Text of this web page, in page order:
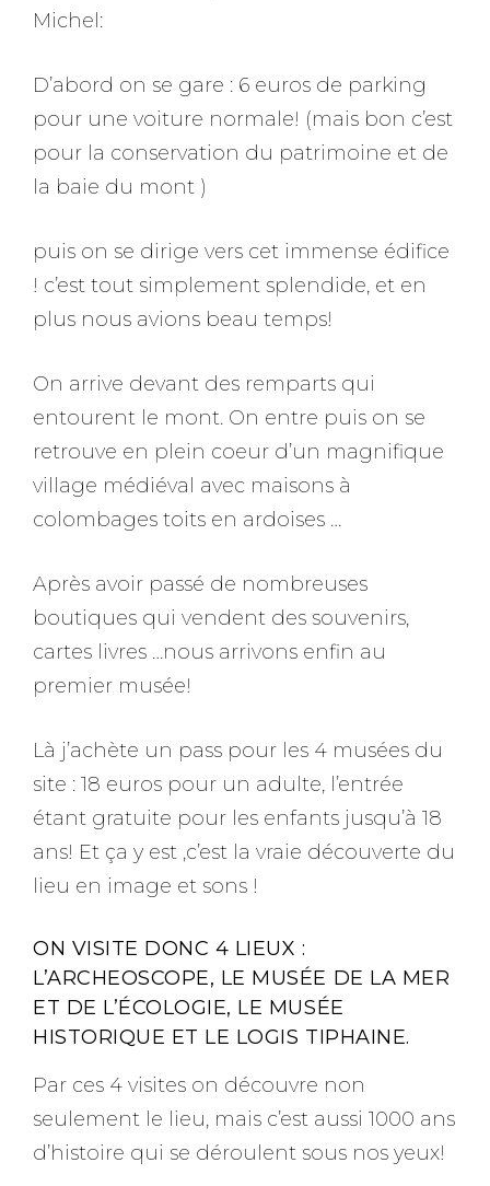
Michel:
D’abord on se gare : 6 euros de parking
pour une voiture normale! (mais bon c’est
pour la conservation du patrimoine et de
la baie du mont )
puis on se dirige vers cet immense édifice
! c’est tout simplement splendide, et en
plus nous avions beau temps!
On arrive devant des remparts qui
entourent le mont. On entre puis on se
retrouve en plein coeur d’un magnifique
village médiéval avec maisons à
colombages toits en ardoises …
Après avoir passé de nombreuses
boutiques qui vendent des souvenirs,
cartes livres …nous arrivons enfin au
premier musée!
Là j’achète un pass pour les 4 musées du
site : 18 euros pour un adulte, l’entrée
étant gratuite pour les enfants jusqu’à 18
ans! Et ça y est ,c’est la vraie découverte du
lieu en image et sons !
ON VISITE DONC 4 LIEUX :
L’ARCHEOSCOPE, LE MUSÉE DE LA MER
ET DE L’ÉCOLOGIE, LE MUSÉE
HISTORIQUE ET LE LOGIS TIPHAINE.
Par ces 4 visites on découvre non
seulement le lieu, mais c’est aussi 1000 ans
d’histoire qui se déroulent sous nos yeux!